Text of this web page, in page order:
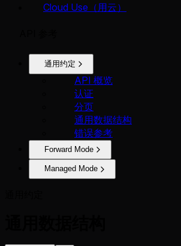
Cloud Use（用云）
通用约定
API 概览
认证
分页
通用数据结构
错误参考
Forward Mode
Managed Mode